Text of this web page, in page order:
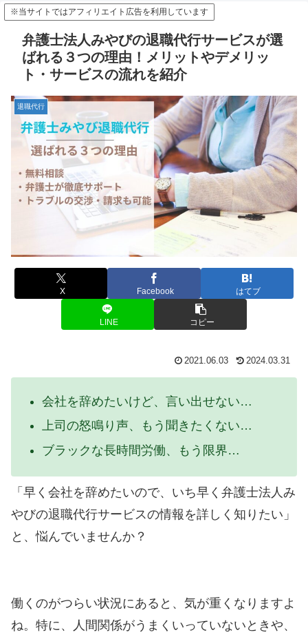
※当サイトではアフィリエイト広告を利用しています
弁護士法人みやびの退職代行サービスが選
ばれる３つの理由！メリットやデメリッ
ト・サービスの流れを紹介
退職代行
X Facebook はてブ
LINE コピー
2021.06.03 2024.03.31
会社を辞めたいけど、言い出せない…
上司の怒鳴り声、もう聞きたくない…
ブラックな長時間労働、もう限界…
「早く会社を辞めたいので、いち早く弁護士法人み
やびの退職代行サービスの情報を詳しく知りたい」
と、悩んでいませんか？
働くのがつらい状況にあると、気が重くなりますよ
ね。特に、人間関係がうまくいっていないときや、